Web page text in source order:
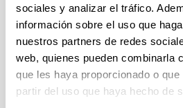
sociales y analizar el tráfico.
información sobre el uso que
nuestros partners de redes
web, quienes pueden combinarla
que les haya proporcionado o
partir del uso que haya hecho de
avaladas por la UPV/EHU: 01/07/
CONVOCATORIA PARA LA
PERSONAL INVESTIGADOR EN
UPV/EHU (2024)
Sin trámite abierto